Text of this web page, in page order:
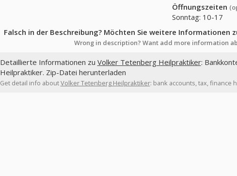
Öffnungszeiten
Sonntag: 10-17
Falsch in der Beschreibung? Möchten Sie weitere Informationen
Wrong in description? Want add more information
Detaillierte Informationen zu Volker Tetenberg Heilpraktiker:
Heilpraktiker. Zip-Datei herunterladen
Get detail info aboutVolker Tetenberg Heilpraktiker: bank accounts, tax, finance